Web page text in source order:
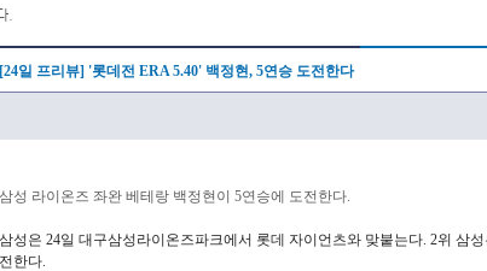
.
[24일 프리뷰] '롯데전 ERA 5.40' 백정현, 5연승 도전한다
삼성 라이온즈 좌완 베테랑 백정현이 5연승에 도전한다.
삼성은 24일 대구삼성라이온즈파크에서 롯데 자이언츠와 맞붙는다. 2위 삼
전한다.